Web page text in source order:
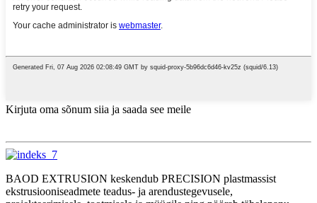
Kirjuta oma sõnum siia ja saada see meile
BAOD EXTRUSION keskendub PRECISION plastmassist
ekstrusiooniseadmete teadus- ja arendustegevusele,